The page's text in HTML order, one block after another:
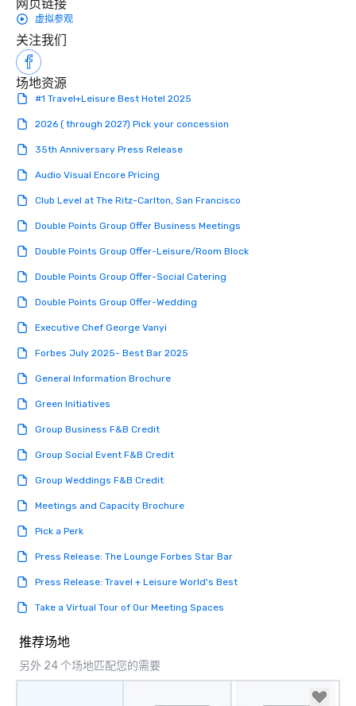
网页链接
虚拟参观
关注我们
场地资源
#1 Travel+Leisure Best Hotel 2025
2026 ( through 2027) Pick your concession
35th Anniversary Press Release
Audio Visual Encore Pricing
Club Level at The Ritz-Carlton, San Francisco
Double Points Group Offer Business Meetings
Double Points Group Offer-Leisure/Room Block
Double Points Group Offer-Social Catering
Double Points Group Offer-Wedding
Executive Chef George Vanyi
Forbes July 2025- Best Bar 2025
General Information Brochure
Green Initiatives
Group Business F&B Credit
Group Social Event F&B Credit
Group Weddings F&B Credit
Meetings and Capacity Brochure
Pick a Perk
Press Release: The Lounge Forbes Star Bar
Press Release: Travel + Leisure World's Best
Take a Virtual Tour of Our Meeting Spaces
推荐场地
另外 24 个场地匹配您的需要